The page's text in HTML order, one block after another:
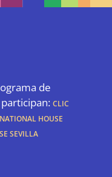
de
CLIC
House
Sevilla